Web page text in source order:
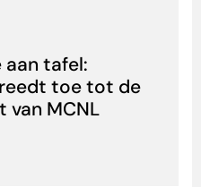
aan tafel:
toe tot de
van MCNL